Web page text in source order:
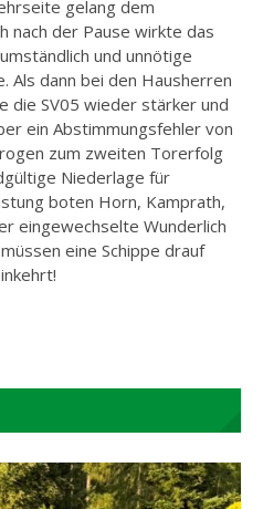
gelang dem
nach der Pause wirkte das
und unnötige
Als dann bei den Hausherren
die SV05 wieder stärker und
ein Abstimmungsfehler von
zum zweiten Torerfolg
Niederlage für
boten Horn, Kamprath,
eingewechselte Wunderlich
eine Schippe drauf